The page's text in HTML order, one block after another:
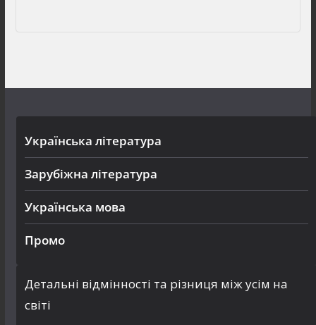
Українська література
Зарубіжна література
Українська мова
Промо
Детальні відмінності та різниця між усім на
світі